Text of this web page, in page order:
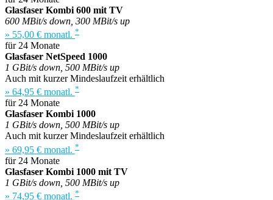
Glasfaser Kombi 600 mit TV
600 MBit/s down, 300 MBit/s up
» 55,00 € monatl. *
für 24 Monate
Glasfaser NetSpeed 1000
1 GBit/s down, 500 MBit/s up
Auch mit kurzer Mindeslaufzeit erhältlich
» 64,95 € monatl. *
für 24 Monate
Glasfaser Kombi 1000
1 GBit/s down, 500 MBit/s up
Auch mit kurzer Mindeslaufzeit erhältlich
» 69,95 € monatl. *
für 24 Monate
Glasfaser Kombi 1000 mit TV
1 GBit/s down, 500 MBit/s up
» 74,95 € monatl. *